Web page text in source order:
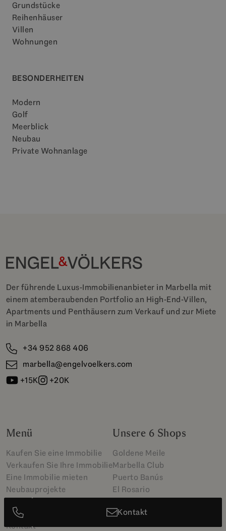
Grundstücke
Reihenhäuser
Villen
Wohnungen
BESONDERHEITEN
Modern
Golf
Meerblick
Neubau
Private Wohnanlage
Der führende Luxus-Immobilienanbieter in Marbella mit
einem atemberaubenden Portfolio an High-End-Villen,
Apartments und Penthäusern zum Verkauf und zur Miete
in Marbella
+34 952 868 406
marbella@engelvoelkers.com
+15K
+20K
Menü
Kaufen Sie eine Immobilie
Verkaufen Sie Ihre Immobilie
Eine Immobilie mieten
Neubauprojekte
Luxury Collection
Über uns
Kontakt
Unsere 6 Shops
Goldene Meile
Marbella Club
Puerto Banús
El Rosario
Elviria
Marbella West
Kontakt